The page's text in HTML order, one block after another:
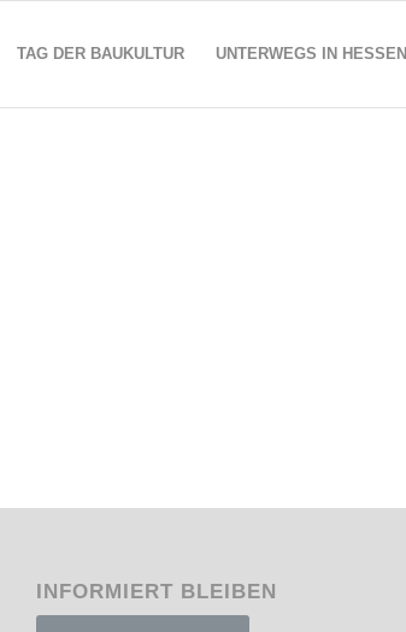
TAG DER BAUKULTUR UNTERWEGS IN HESSEN
INFORMIERT BLEIBEN